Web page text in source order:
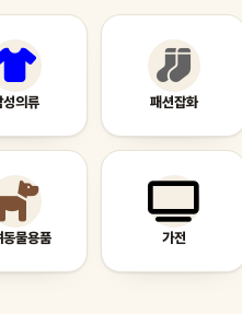
성의류 패션잡화
동물용품 가전